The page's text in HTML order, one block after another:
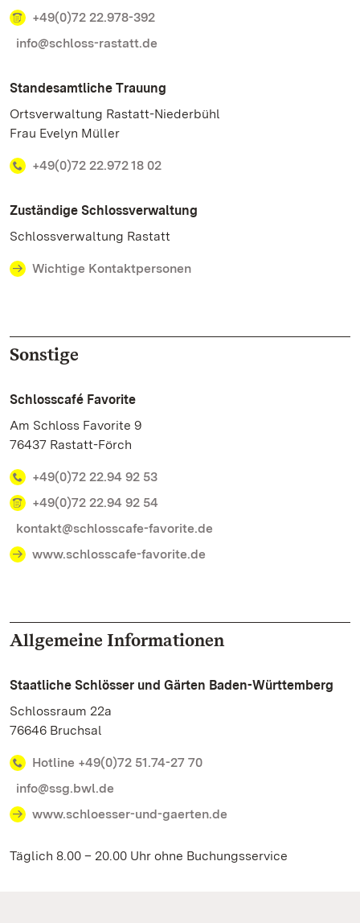
+49(0)72 22.978-392
info@schloss-rastatt.de
Standesamtliche Trauung
Ortsverwaltung Rastatt-Niederbühl
Frau Evelyn Müller
+49(0)72 22.972 18 02
Zuständige Schlossverwaltung
Schlossverwaltung Rastatt
Wichtige Kontaktpersonen
Sonstige
Schlosscafé Favorite
Am Schloss Favorite 9
76437 Rastatt-Förch
+49(0)72 22.94 92 53
+49(0)72 22.94 92 54
kontakt@schlosscafe-favorite.de
www.schlosscafe-favorite.de
Allgemeine Informationen
Staatliche Schlösser und Gärten Baden-Württemberg
Schlossraum 22a
76646 Bruchsal
Hotline +49(0)72 51.74-27 70
info@ssg.bwl.de
www.schloesser-und-gaerten.de
Täglich 8.00 – 20.00 Uhr ohne Buchungsservice